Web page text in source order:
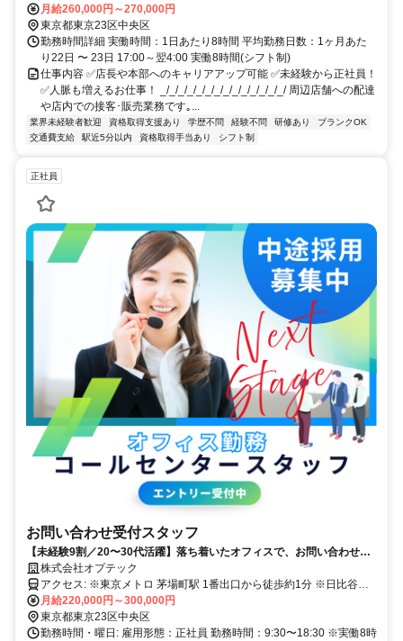
月給260,000円～270,000円
東京都東京23区中央区
勤務時間詳細 実働時間：1日あたり8時間 平均勤務日数：1ヶ月あた
り22日 〜 23日 17:00～翌4:00 実働8時間(シフト制)
仕事内容 ✅店長や本部へのキャリアアップ可能 ✅未経験から正社員！
✅人脈も増えるお仕事！ _/_/_/_/_/_/_/_/_/_/_/_/_/_/ 周辺店舗への配達
や店内での接客･販売業務です｡...
業界未経験者歓迎 資格取得支援あり 学歴不問 経験不問 研修あり
ブランクOK
交通費支給
駅近5分以内 資格取得手当あり シフト制
正社員
お問い合わせ受付スタッフ
【未経験9割／20〜30代活躍】落ち着いたオフィスで、お問い合わせ対
応。｜土日祝休み・残業少なめ
株式会社オプテック
アクセス: ※東京メトロ 茅場町駅 1番出口から徒歩約1分 ※日比谷線
茅場町駅 2番出口より徒歩2分 ※東西線 茅場町駅 12番出口より徒歩3
分
月給220,000円～300,000円
東京都東京23区中央区
勤務時間・曜日: 雇用形態：正社員 勤務時間：9:30〜18:30 ※実働8時